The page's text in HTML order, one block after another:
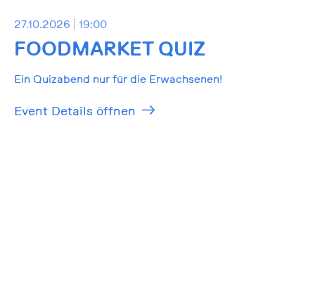
27.10.2026 19:00
FOODMARKET QUIZ
Ein Quizabend nur für die Erwachsenen!
Event Details öffnen